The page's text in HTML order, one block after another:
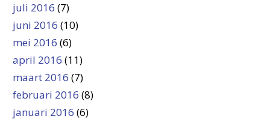
juli 2016 (7)
juni 2016 (10)
mei 2016 (6)
april 2016 (11)
maart 2016 (7)
februari 2016 (8)
januari 2016 (6)